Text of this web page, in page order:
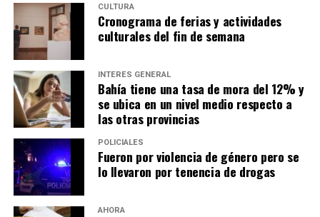
CULTURA
Cronograma de ferias y actividades
culturales del fin de semana
INTERÉS GENERAL
Bahía tiene una tasa de mora del 12% y
se ubica en un nivel medio respecto a
las otras provincias
POLICIALES
Fueron por violencia de género pero se
lo llevaron por tenencia de drogas
AHORA